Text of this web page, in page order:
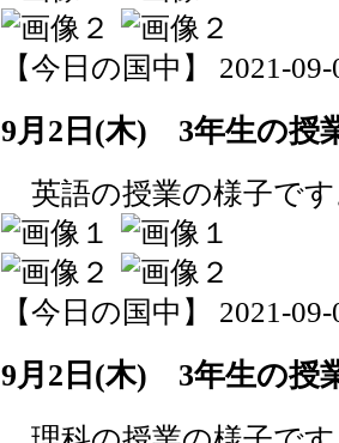
【今日の国中】 2021-
9月2日(木) 3年生の授
英語の授業の様子で
【今日の国中】 2021-
9月2日(木) 3年生の授